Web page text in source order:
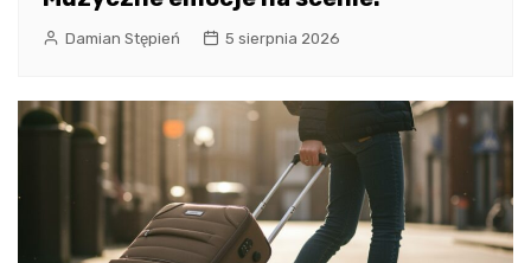
Damian Stępień 5 sierpnia 2026